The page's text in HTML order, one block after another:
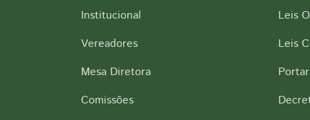
Institucional
Vereadores
Mesa Diretora
Comissões
Leis
Leis